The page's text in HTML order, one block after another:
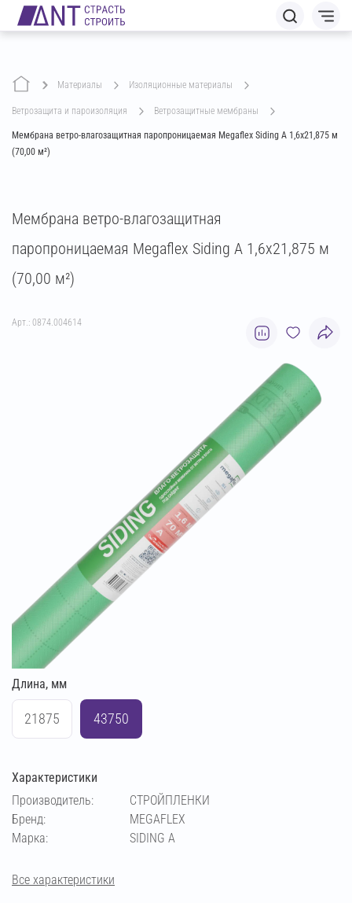
Материалы изоляционные материалы
ветрозащита и пароизоляция ветрозащитные мембраны
Мембрана ветро-влагозащитная паропроницаемая Megaflex Siding A 1,6х21,875 м
(70,00 м²)
Мембрана ветро-влагозащитная
паропроницаемая Megaflex Siding A 1,6х21,875 м
(70,00 м²)
Арт.: 0874.004614
Длина, мм
21875 43750
Характеристики
Производитель:
СТРОЙПЛЕНКИ
Бренд:
MEGAFLEX
Марка:
SIDING A
Все характеристики